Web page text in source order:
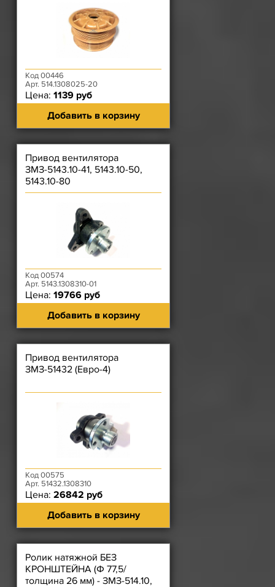
Код 00446
Арт. 514.1308025-20
Цена: 1139 руб
Добавить в корзину
Привод вентилятора
ЗМЗ-5143.10-41, 5143.10-50,
5143.10-80
Код 00574
Арт. 5143.1308310-01
Цена: 19766 руб
Добавить в корзину
Привод вентилятора
ЗМЗ-51432 (Евро-4)
Код 00575
Арт. 51432.1308310
Цена: 26842 руб
Добавить в корзину
Ролик натяжной БЕЗ
КРОНШТЕЙНА (Ф 77,5/
толщина 26 мм) - ЗМЗ-514.10,